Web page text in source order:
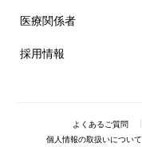
医療関係者
採用情報
よくあるご質問
個人情報の取扱いについて